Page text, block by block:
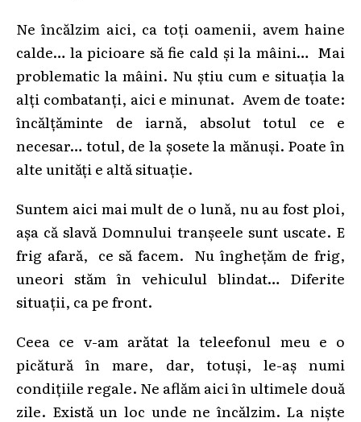
Ne încălzim aici, ca toți oamenii, avem haine
calde… la picioare să fie cald și la mâini… Mai
problematic la mâini. Nu știu cum e situația la
alți combatanți, aici e minunat. Avem de toate:
încălțăminte de iarnă, absolut totul ce e
necesar… totul, de la șosete la mănuși. Poate în
alte unități e altă situație.
Suntem aici mai mult de o lună, nu au fost ploi,
așa că slavă Domnului tranșeele sunt uscate. E
frig afară, ce să facem. Nu înghețăm de frig,
uneori stăm în vehiculul blindat… Diferite
situații, ca pe front.
Ceea ce v-am arătat la teleefonul meu e o
picătură în mare, dar, totuși, le-aș numi
condițiile regale. Ne aflăm aici în ultimele două
zile. Există un loc unde ne încălzim. La niște